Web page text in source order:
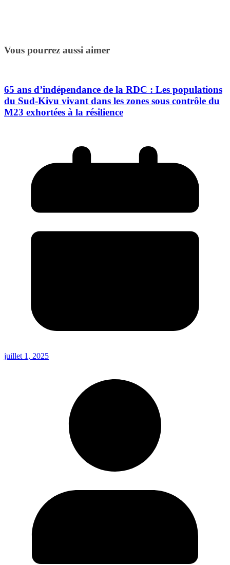
Vous pourrez aussi aimer
65 ans d’indépendance de la RDC : Les populations
du Sud-Kivu vivant dans les zones sous contrôle du
M23 exhortées à la résilience
juillet 1, 2025